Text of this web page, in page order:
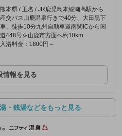
熊本県 / 玉名 / JR鹿児島本線瀬高駅から
産交バス山鹿温泉行きで40分、大田黒下
車、徒歩10分九州自動車道南関ICから国
道448号を山鹿市方面へ約10km
入浴料金：1800円～
情報を見る
・銭湯などをもっと見る